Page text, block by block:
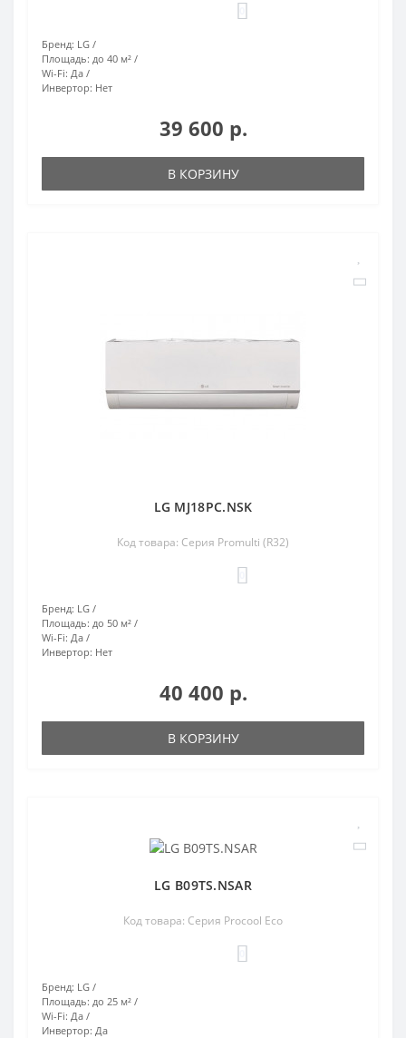
Бренд: LG
Площадь: до 40 м²
Wi-Fi: Да
Инвертор: Нет
39 600 р.
В КОРЗИНУ
LG MJ18PC.NSK
Код товара: Серия Promulti (R32)
Бренд: LG
Площадь: до 50 м²
Wi-Fi: Да
Инвертор: Нет
40 400 р.
В КОРЗИНУ
LG B09TS.NSAR
Код товара: Серия Procool Eco
Бренд: LG
Площадь: до 25 м²
Wi-Fi: Да
Инвертор: Да